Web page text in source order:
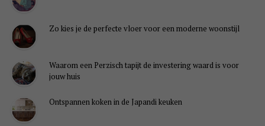
Zo kies je de perfecte vloer voor een moderne woonstijl
Waarom een Perzisch tapijt de investering waard is voor
jouw huis
Ontspannen koken in de Japandi keuken